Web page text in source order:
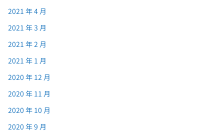
2021 年 4 月
2021 年 3 月
2021 年 2 月
2021 年 1 月
2020 年 12 月
2020 年 11 月
2020 年 10 月
2020 年 9 月